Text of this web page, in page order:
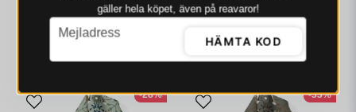
Arvidssons Pion
cerise/grön handduk
163 kr
Arvidssons Fjällängar
beige handduk
163 kr
110 kr
-28% -33%
gäller hela köpet, även på reavaror!
email
Mejladress
HÄMTA KOD